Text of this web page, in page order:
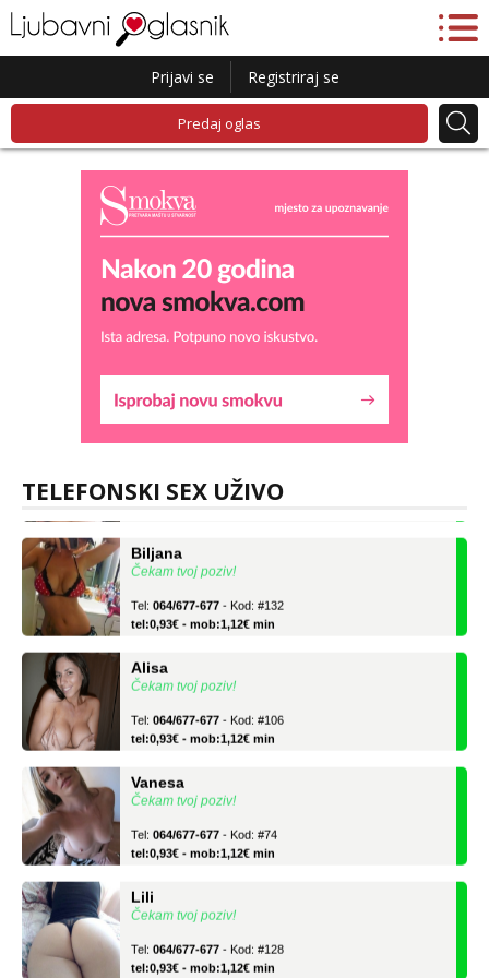
Prijavi se Registriraj se
Predaj oglas
TELEFONSKI SEX UŽIVO
Liliana
Čekam tvoj poziv!
- Kod: #69
tel:0,93€ - mob:1,12€ min
Čekam tvoj poziv!
tel:0,93€ - mob:1,12€ min
Čekam tvoj poziv!
tel:0,93€ - mob:1,12€ min
Čekam tvoj poziv!
tel:0,93€ - mob:1,12€ min
Čekam tvoj poziv!
tel:0,93€ - mob:1,12€ min